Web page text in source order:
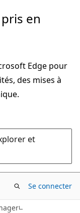
en
Edge pour
des mises à
et
Se connecter